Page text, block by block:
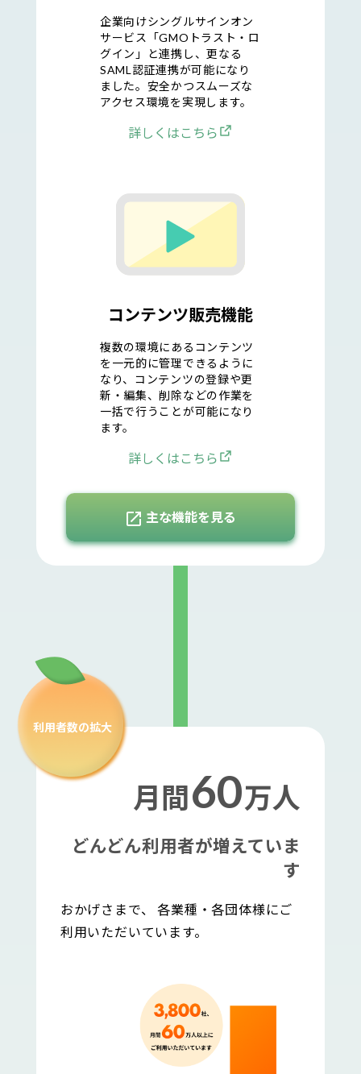
企業向けシングルサインオン
サービス「GMOトラスト・ロ
グイン」と連携し、更なる
SAML認証連携が可能になり
ました。安全かつスムーズな
アクセス環境を実現します。
詳しくはこちら
コンテンツ販売機能
複数の環境にあるコンテンツ
を一元的に管理できるように
なり、コンテンツの登録や更
新・編集、削除などの作業を
一括で行うことが可能になり
ます。
詳しくはこちら
open_in_new 主な機能を見る
月間60万人
どんどん利用者が増えていま
す
おかげさまで、 各業種・各団体様にご
利用いただいています。
利用者数の拡大